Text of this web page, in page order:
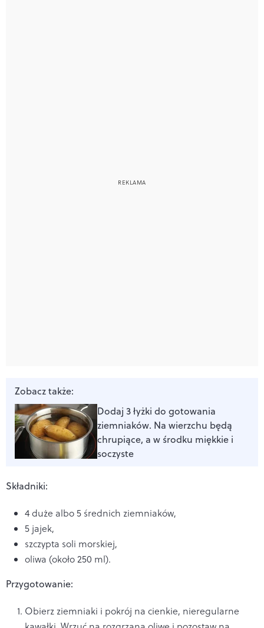
Zobacz także:
Dodaj 3 łyżki do gotowania
ziemniaków. Na wierzchu będą
chrupiące, a w środku miękkie i
soczyste
Składniki:
4 duże albo 5 średnich ziemniaków,
5 jajek,
szczypta soli morskiej,
oliwa (około 250 ml).
Przygotowanie:
Obierz ziemniaki i pokrój na cienkie, nieregularne